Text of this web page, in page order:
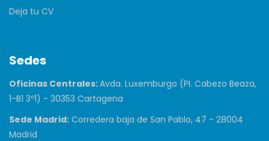
Deja tu CV
Sedes
Oficinas Centrales:Avda. Luxemburgo (PI. Cabezo Beaza,
1-B1 3º1) - 30353 Cartagena
Sede Madrid: Corredera baja de San Pablo, 47 - 28004
Madrid